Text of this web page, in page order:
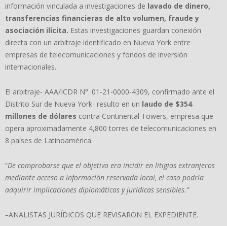
información vinculada a investigaciones de lavado de dinero,
transferencias financieras de alto volumen, fraude y
asociación ilícita. Estas investigaciones guardan conexión
directa con un arbitraje identificado en Nueva York entre
empresas de telecomunicaciones y fondos de inversión
internacionales.
El arbitraje- AAA/ICDR N°. 01-21-0000-4309, confirmado ante el
Distrito Sur de Nueva York- resulto en un laudo de $354
millones de dólares contra Continental Towers, empresa que
opera aproximadamente 4,800 torres de telecomunicaciones en
8 países de Latinoamérica.
“De comprobarse que el objetivo era incidir en litigios extranjeros
mediante acceso a información reservada local, el caso podría
adquirir implicaciones diplomáticas y jurídicas sensibles.”
–ANALISTAS JURÍDICOS QUE REVISARON EL EXPEDIENTE.